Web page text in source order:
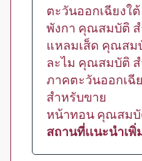
ตะวันออกเฉียง
พังกา คุณสมบัติ
แหลมเส็ด คุณสม
ละไม คุณสมบัติ
ภาคตะวันออกเ
สำหรับขาย
หน้าทอน คุณสมบั
สถานที่เเนะนำเพิ่